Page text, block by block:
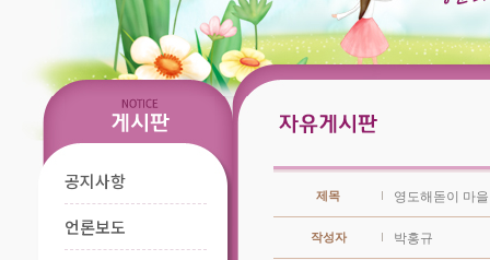
공지사항
언론보도
제목 영도해돋이 마
작성자 박홍규